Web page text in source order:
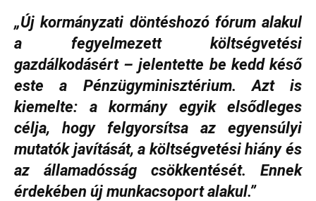
„Új kormányzati döntéshozó fórum alakul
a fegyelmezett költségvetési
gazdálkodásért – jelentette be kedd késő
este a Pénzügyminisztérium. Azt is
kiemelte: a kormány egyik elsődleges
célja, hogy felgyorsítsa az egyensúlyi
mutatók javítását, a költségvetési hiány és
az államadósság csökkentését. Ennek
érdekében új munkacsoport alakul.”